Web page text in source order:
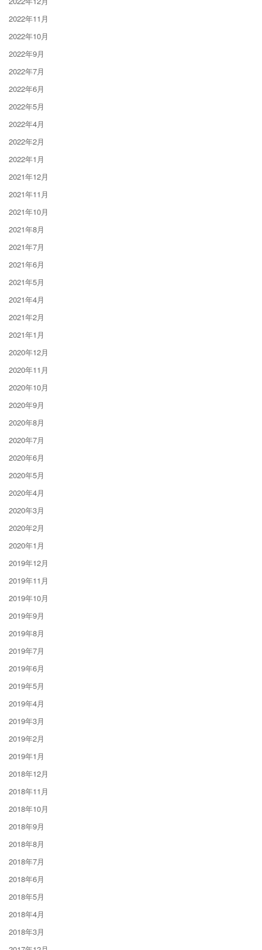
2022年11月
2022年10月
2022年9月
2022年7月
2022年6月
2022年5月
2022年4月
2022年2月
2022年1月
2021年12月
2021年11月
2021年10月
2021年8月
2021年7月
2021年6月
2021年5月
2021年4月
2021年2月
2021年1月
2020年12月
2020年11月
2020年10月
2020年9月
2020年8月
2020年7月
2020年6月
2020年5月
2020年4月
2020年3月
2020年2月
2020年1月
2019年12月
2019年11月
2019年10月
2019年9月
2019年8月
2019年7月
2019年6月
2019年5月
2019年4月
2019年3月
2019年2月
2019年1月
2018年12月
2018年11月
2018年10月
2018年9月
2018年8月
2018年7月
2018年6月
2018年5月
2018年4月
2018年3月